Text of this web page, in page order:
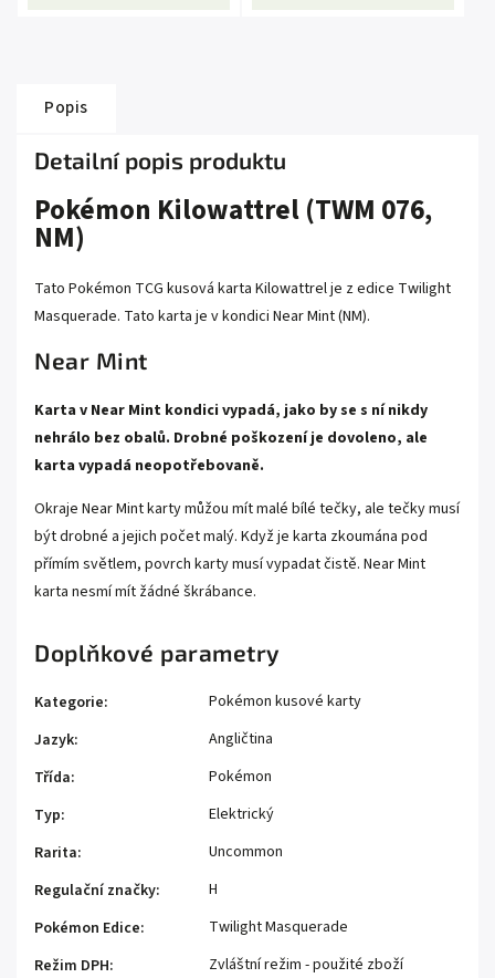
Popis
Detailní popis produktu
Pokémon Kilowattrel (TWM 076,
NM)
Tato Pokémon TCG kusová karta Kilowattrel je z edice Twilight
Masquerade. Tato karta je v kondici Near Mint (NM).
Near Mint
Karta v Near Mint kondici vypadá, jako by se s ní nikdy
nehrálo bez obalů. Drobné poškození je dovoleno, ale
karta vypadá neopotřebovaně.
Okraje Near Mint karty můžou mít malé bílé tečky, ale tečky musí
být drobné a jejich počet malý. Když je karta zkoumána pod
přímím světlem, povrch karty musí vypadat čistě. Near Mint
karta nesmí mít žádné škrábance.
Doplňkové parametry
Kategorie:
Pokémon kusové karty
Jazyk:
Angličtina
Třída:
Pokémon
Typ:
Elektrický
Rarita:
Uncommon
Regulační značky:
H
Pokémon Edice:
Twilight Masquerade
Režim DPH: Zvláštní režim - použité zboží